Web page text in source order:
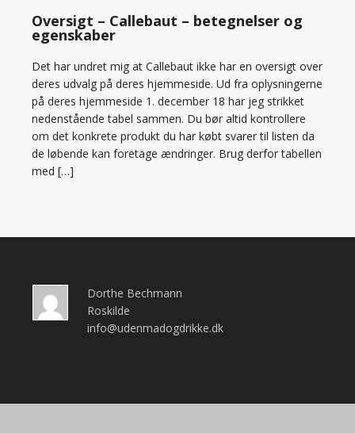
Oversigt – Callebaut – betegnelser og
egenskaber
Det har undret mig at Callebaut ikke har en oversigt over
deres udvalg på deres hjemmeside. Ud fra oplysningerne
på deres hjemmeside 1. december 18 har jeg strikket
nedenstående tabel sammen. Du bør altid kontrollere
om det konkrete produkt du har købt svarer til listen da
de løbende kan foretage ændringer. Brug derfor tabellen
med […]
Dorthe Bechmann
Roskilde
info@udenmadogdrikke.dk